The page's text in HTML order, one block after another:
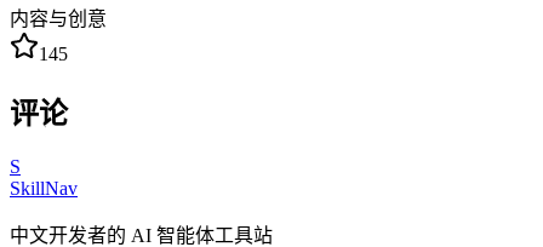
内容与创意
145
评论
S
SkillNav
中文开发者的 AI 智能体工具站